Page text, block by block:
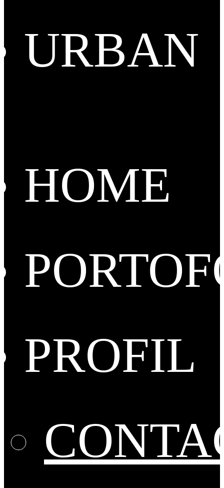
URBAN
HOME
PROFIL